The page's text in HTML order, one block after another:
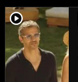
player2